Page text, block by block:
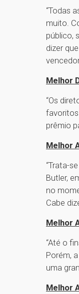
“Todas
muito.
público,
dizer
Melhor
“Os
favoritos
prêmio
Melhor
“Trata-
Butler,
no
Cabe
Melhor
“Até o
Porém,
uma
Melhor